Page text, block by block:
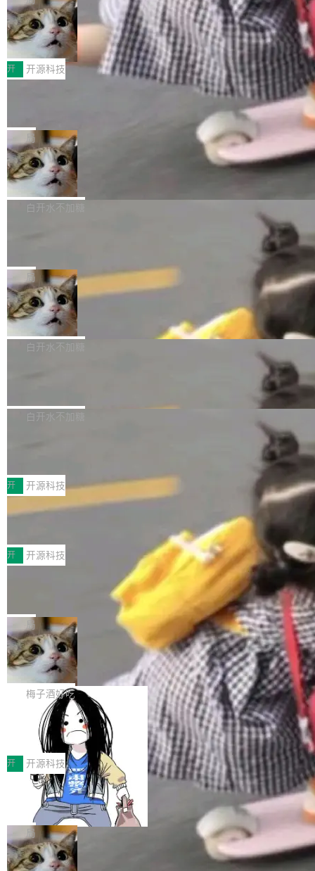
哪些组合有效，作者说，你得靠"文档、校验、或
者部落知识"。 换个写法。Rust 的 enum，两个
变体：Switchable...
有科技公司做的一样。只不过，实际上它不一
样。这是 Sandstorm.io 的重制版，我十年前的
那个创业公司。不同的是，这次它构建在 Cloudf
lare Workers 上——我花了九年时间搭建的平台
——并且深度集成了 AI。这基本上是我十年秘密
Workers 和 Durable Objects 的守护进程。 设
计思路很直接：每个对象是一个独立的 SQLite
数据库，按名称寻址，复制到你自己的 S3 兼容
存储库里。节点之间只通过这个存储库协调——
没有控制平面，没有共识协议。每个对象自带一
个小型数据库，应用天然按分片构建，单个数据
库的竞争和爆炸半径问题在设计层面就被消除
了。 闲置的 cell 会休眠到几乎不占资源。当 cel
l 迁移或唤醒时，新宿主从 S3 恢复 SQLite 数据
库继续执行。存储库是持久化的唯一真相...
鲁大师7月新机性能/流畅/AI榜：vivo夺
性能、流畅双第一，三星Galaxy Z系列
新折叠缺席
2026年7月的手机市场，由于存储等硬件成本暴
增，手机厂商的日子也不好过啊，新机速度明显
放缓，因此硝烟味淡了许多。新机参数规格除开
高价的三星折叠（三星Galaxy Z Fold8 Ultra / Z
Fold8 / Z Flip8）外，其余要么是中低端机器，
例如iQOO Z11i、REDMI Note 17、REDMI No
te 17 Pro、OPPO K15，要么是vivo X300 E这
样的次旗舰。 Galaxy Z Fold8 Ultra / Z Fold8 /
Z Flip8三款折叠屏新机均在7月22日发布，且全
部搭载骁龙8 Elite Gen5 for Galaxy，它们本该
开 开源科技
Zed 编辑器团队发布了新项目——DeltaDB，一
个在 git commit 之间记录每一次编辑操作的版
本控制系统。目前处于 Early Access 阶段。 De
ltaDB 的核心思路直接写在 landing page 最显
眼的位置：「Software is made between com
mits」——软件是在 commit 之间写出来的。git
是把这段空隙补上。 回退到任何一次编辑：Delt
aDB 捕获 commit 之间的每一次操作，...
局
SpaceXAI 单季资本开支达 183 亿美元
根据风险投资人Tomer Tunguz 博客（VC 分
析）披露的最新分析与第二季度业绩报告，Spac
微软同期总资本开支的四成。 与亚马逊、Alpha
bet、微软以及 Meta 等传统科技巨头相比，Spa
ceXAI的资金消耗速度尤为引人瞩目。然而，支
撑庞大支出的资金来源却呈现出截然不同的面
貌。数据显示，微软和 Meta 主要依托充沛的经
白开水不加糖
一个在终端里运行的编程 agent；Muse Spark
1.2，驱动这个 agent 的新模型。一句话概括：
你可以用 curl -fsSL https://dev.meta.ai/install.
sh | bash 安装一个能在大项目里自动规划、写
代码、验证结果的 AI 终端工具。 据介绍，Muse
个主 agent 循环，外加一组后台 agent。这些后
局
美团开源 LoHoSearch，用知识图谱校
准 AI 能力认知
机器出题的前提，是让机器拥有全局视野。整个
构建流程可以分为四个环节：建图 → 控制难度
白开水不加糖
库，并将作为transport接入Mooncake TENT。
MPComm将作为一种传输引擎接入Mooncake T
ENT，实现零拷贝传输性能提升30%、非零拷贝
传输性能最高提升5倍。UCL-MPComm底层基
于自研UCL-Engine通信引擎，后续腾讯网平将
持续开源更多基于UCL-Engine的高性能通信组
件。 腾讯网平团队在UCL-MPComm中实现了一
个独立于业务线程的全局通信引擎（Engine），
白开水不加糖
型案例入选名单》，深信服“面向企业研发场景的
开源 AI 编程平台 CoStrict 应用”凭借卓越的技术
创新与落地成效成功入选。 全链路私有化部署，
助力企业AI研发安全落地 当前，越来越多企业已
经开始引入 AI Coding 工具，通过调用公有云模
型或企业内部部署模型提升研发效率。但随着 AI
Coding 从个人辅助工具逐步走向团队级、组织
级应用，企业在规模化落地过程中，对安全性、
可控性和代码质量提出了更高要求。 首先是数据
安全与合规要求。对于大多数普通研发场景，公
有云模型能够满足快速试用和效率提升的需求。
但对于金融、能源、医疗等对数据安全要求较...
开 开源科技
深信服AI算力网关入选工信部人工智能
前不久，工业和信息化部正式发布《2025年人工
智能应用典型案例名单》，集中展示人工智能在
各领域的应用成果，覆盖技术底座、行业赋能、
产品应用、支撑保障、专题等五大方向。深信服
AI算力网关（AI创新平台）成功入选！ 随着各行
各业的Agent走向规模化建设，算力构成形态逐
渐丰富，用户关注的重点也在发生变化：不只是
让AI用起来，还要进一步看清混合算力时代下，
Token花在哪里、算力是否被充分利用，以及持
续增长的AI成本该如何优化。 深信服AI算力网关
正是围绕这些实际问题，从Token治理和成本治
理两个方面，让用户的每一份算力都看得清、管
得住、用得稳、省得下、更安全！ 一、从现在开
始，Token使用一目...
开 开源科技
Jeff Dean 离开 Google：一个时代的结
束，一个实验室的开始
Google 员工编号 20。MapReduce 作者之一。
Bigtable 作者之一。TensorFlow 的作者之一。
Gemini 的架构师。Google 首席科学家。 Jeff D
ean 在 Google 工作了 27 年后，宣布离职。 他
不是一个人走。一同离开的还有 Sanjay Ghema
wat（Google 员工编号 23，Jeff Dean 二十多
年的编程搭档，MapReduce 和 Bigtable 的共同
作者）、Quoc Le（Google 大脑核心成员，Se
q2Seq 和 DocAI 的共同发明人）以及 Oriol Vin
yals（Gemini 联合负责人，AlphaSta...
局
🔥 SolonCode v2026.8.4 发布：界面
字体可调、22 种语言、记忆搜索增强
打开终端就能上岗的全中文编码智能体，这一轮
把「看得清、用母语、记得住」三件事一次补
齐。 SolonCode 是什么 SolonCode 是杭州无
耳科技研发的企业级终端编码智能体——一位全
中文驱动的数字员工，自主理解需求、规划步
骤、编写代码。不挑模型、不挑平台，curl 一行
装完即用。 开源地址：Gitee · GitCode · GitHu
b 安装 支持 Java 8+（8~26）、macOS / Linu
x / Windows / Harmony PC。 # macOS / Linu
x / Harmony PC curl -fsSL https://solon.noea
r.org/solon...
梅子酒好吃
让“代码语义理解”深度释放AI Coding
价值潜能：华为云码道（CodeArts）
代码仓技术解析
一、代码仓深度理解技术的作用与价值 在软件工
程实践中，代码仓是企业核心知识资产的主要载
体。企业级代码仓库通常包含数十万乃至数百万
个文件，其规模远超单次模型调用可承载的上下
文窗口。随着项目规模的持续扩张与代码历史的
不断累积，代码仓中的模块关系、接口契约、业
务逻辑等关键信息往往分散于数十乃至数百个文
件之中，形成高度复杂的知识关联网络。传统的
开 开源科技
一条“删库”命令跑 17 小时，算法工程
师删光 89TB 数据只为干私活
最高人民检察院8月4日公布了一起案件：北京一
名90后算法工程师王某，为了给自己接的私活腾
服务器空间，删光了公司AI游戏部门的全部核心
数据。 王某2024年1月入职东城区某科技公司AI
局
Cloudflare 分享推理优化实践：KV ca